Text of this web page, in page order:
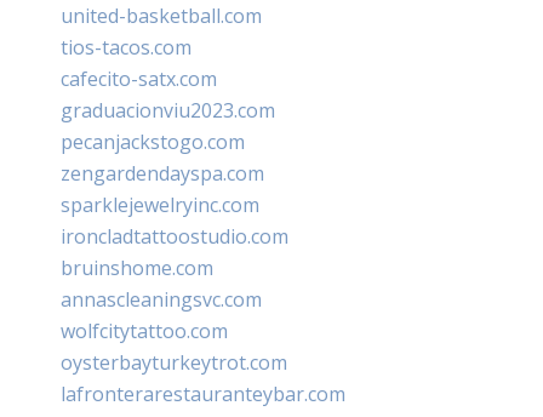
united-basketball.com
tios-tacos.com
cafecito-satx.com
graduacionviu2023.com
pecanjackstogo.com
zengardendayspa.com
sparklejewelryinc.com
ironcladtattoostudio.com
bruinshome.com
annascleaningsvc.com
wolfcitytattoo.com
oysterbayturkeytrot.com
lafronterarestauranteybar.com